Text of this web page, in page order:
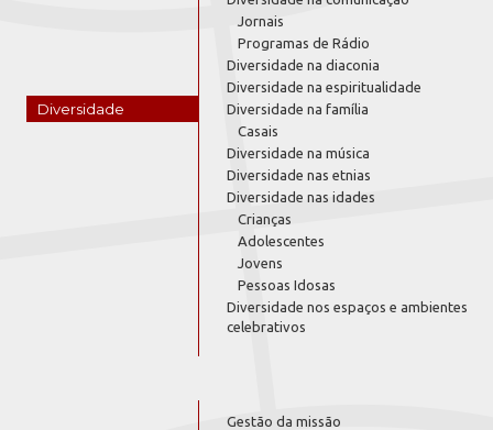
Diversidade
Jornais
Programas de Rádio
Diversidade na diaconia
Diversidade na espiritualidade
Diversidade na família
Casais
Diversidade na música
Diversidade nas etnias
Diversidade nas idades
Crianças
Adolescentes
Jovens
Pessoas Idosas
Diversidade nos espaços e ambientes
celebrativos
Gestão da missão